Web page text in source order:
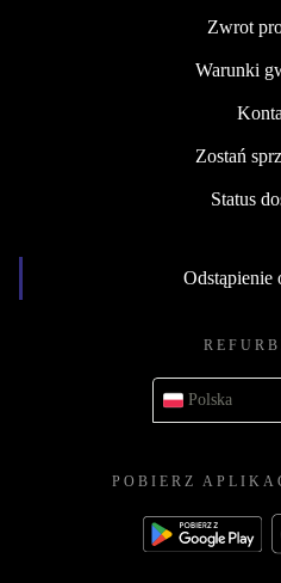
Zwrot
Warunki
Zostań
Status
Odstąpienie
Polska
POBIERZ